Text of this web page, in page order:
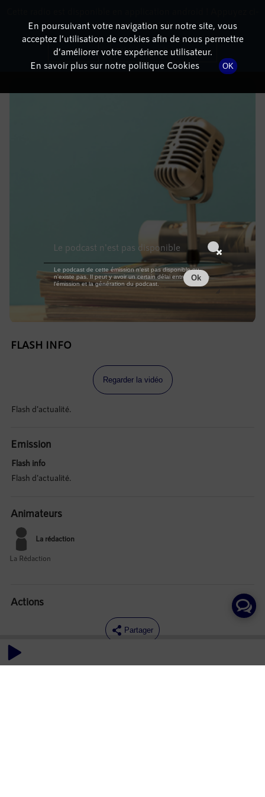
DÉTAILS DE L'ÉPISODE
10 avril 2022à 14h59 , durée : Invalid date
FLASH INFO
Regarder la vidéo
Flash d'actualité.
Emission
Flash info
Flash d'actualité.
Animateurs
La rédaction
La Rédaction
Actions
Partager
Commentaires
En poursuivant votre navigation sur notre site, vous
acceptez l’utilisation de cookies afin de nous permettre
d’améliorer votre expérience utilisateur.
En savoir plus sur notre politique Cookies
OK
dessous pour l'installer.
Non merci Télécharger l'application
Le podcast n'est pas disponible
Le podcast de cette émission n'est pas disponible ou
n'existe pas. Il peut y avoir un certain délai entre la fin de
l'émission et la génération du podcast.
Ok